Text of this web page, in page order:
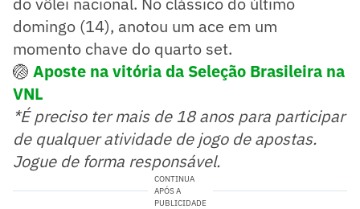
domingo (14), anotou um ace em um
momento chave do quarto set.
🏐 Aposte na vitória da Seleção Brasileira na
VNL
*É preciso ter mais de 18 anos para participar
de qualquer atividade de jogo de apostas.
Jogue de forma responsável.
CONTINUA
APÓS A
PUBLICIDADE